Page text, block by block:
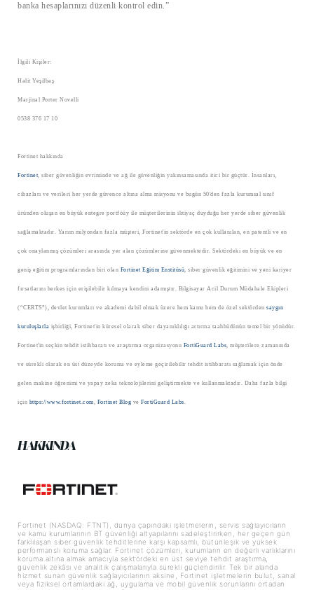
banka hesaplarınızı düzenli kontrol edin.”
İlgili Kişiler:
Halit Yeşilbaş
Marjinal Porter Novelli
0538 376 17 10
Fortinet hakkında
Fortinet, siber güvenliğin evriminde ve ağ ile güvenliğin yakınsamasında itici bir güçtür. İnsanları,
cihazları ve verileri her yerde güvence altına alma misyonu ve bugün 50'den fazla kurumsal sınıf
üründen oluşan en büyük entegre portföüy ile müşterilerinin ihtiyaç duyduğu her yerde siber güvenlik
sağlamaktadır. Yarım milyondan fazla müşteri, Fortinet'in sektörde en çok kullanılan, en patentli ve en
çok onaylanmış çözümleri arasında yer alan çözümlerine güvenmektedir. Sektördeki en büyük ve en
geniş eğitim programlarından biri olan Fortinet Eğitim Enstitüsü, siber güvenlik eğitimini ve yeni kariyer
fırsatlarını herkes için erişilebilir kılmaya kendini adamıştır. Bilgisayar Acil Durum Müdahale Ekipleri
(“CERTS”), devlet kurumları ve akademi dahil olmak üzere hem kamu hem de özel sektörden saygın
kuruluşlarla işbirliği, Fortinet'in küresel olarak siber dayanıklılığı artırma taahhüdünün temel bir yönüdür.
Fortinet'in seçkin tehdit istihbaratı ve araştırma organizasyonu FortiGuard Labs, müşterilere zamanında
ve sürekli olarak en üst düzeyde koruma ve eyleme geçirilebilir tehdit istihbaratı sağlamak için önde
gelen makine öğrenimi ve yapay zeka teknolojilerini geliştirmekte ve kullanmaktadır. Daha fazla bilgi
için https://www.fortinet.com, Fortinet Blog ve FortiGuard Labs.
HAKKINDA
Fortinet (NASDAQ: FTNT), dünya çapındaki işletmelerin, servis sağlayıcıların
ve kamu kurumlarının BT güvenliği altyapılarını sadeleştirirken, her geçen gün
farklılaşan siber güvenlik tehditlerine karşı kapsamlı, bütünleşik ve yüksek
performanslı koruma sağlar. Fortinet çözümleri, kurumların en değerli varlıklarını
koruma altına almak amacıyla sektördeki en üst seviye tehdit araştırma,
güvenlik zekâsı ve analitik çalışmalarıyla sürekli güçlendirilir. Tek bir alanda
hizmet sunan güvenlik sağlayıcılarının aksine, Fortinet işletmelerin bulut, sanal
veya fiziksel ortamlardaki ağ, uygulama ve mobil güvenlik sorunlarını ortadan